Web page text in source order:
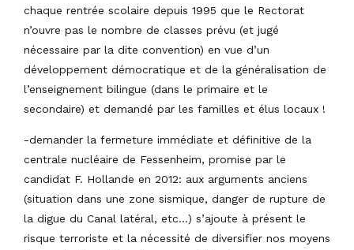
chaque rentrée scolaire depuis 1995 que le Rectorat
n’ouvre pas le nombre de classes prévu (et jugé
nécessaire par la dite convention) en vue d’un
développement démocratique et de la généralisation de
l’enseignement bilingue (dans le primaire et le
secondaire) et demandé par les familles et élus locaux !
-demander la fermeture immédiate et définitive de la
centrale nucléaire de Fessenheim, promise par le
candidat F. Hollande en 2012: aux arguments anciens
(situation dans une zone sismique, danger de rupture de
la digue du Canal latéral, etc…) s’ajoute à présent le
risque terroriste et la nécessité de diversifier nos moyens